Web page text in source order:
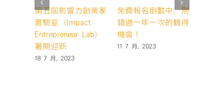
中
中
第五屆影響力創業家
實驗室（Impact
Entrepreneur Lab）
暑期迎新
18 7 月, 2023
免費報名倒數中，別
錯過一年一次的難得
機會！
11 7 月, 2023